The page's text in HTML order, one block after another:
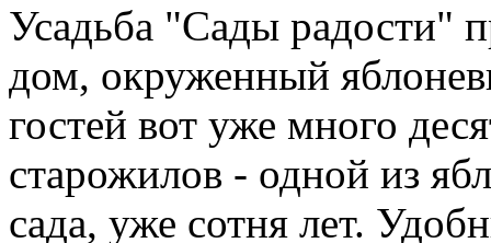
Усадьба "Сады радости"
дом, окруженный
гостей вот уже много
старожилов - одной из
сада, уже сотня лет.